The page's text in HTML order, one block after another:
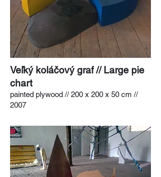
Veľký koláčový graf // Large pie
chart
painted plywood // 200 x 200 x 50 cm //
2007